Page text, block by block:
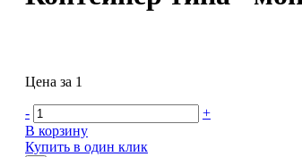
Цена за 1
-
+
В корзину
Купить в один клик